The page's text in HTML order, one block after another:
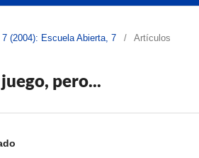
7 (2004): Escuela Abierta, 7 / Artículos
pero...